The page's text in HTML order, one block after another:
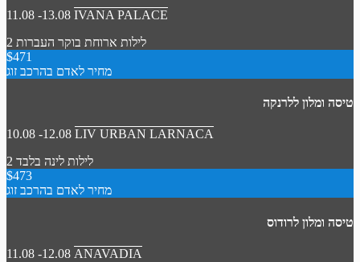
11.08 -13.08 IVANA PALACE
2 לילות ארוחת בוקר העברות
$471
מחיר לאדם בהרכב זוג
טיסה ומלון ללרנקה
10.08 -12.08 LIV URBAN LARNACA
2 לילות לינה בלבד
$473
מחיר לאדם בהרכב זוג
טיסה ומלון לרודוס
11.08 -12.08 ANAVADIA